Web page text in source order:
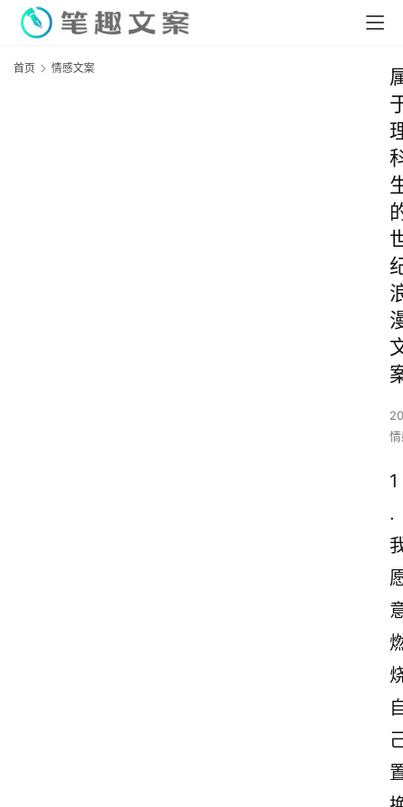
首页 情感文案
1
.